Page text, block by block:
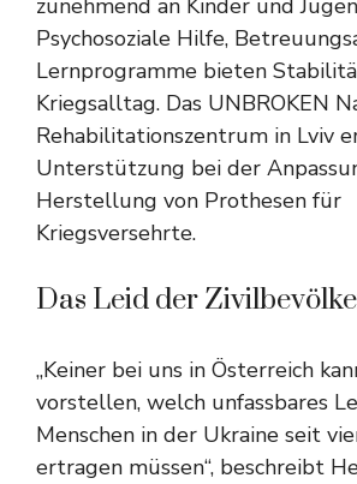
zunehmend an Kinder und
Psychosoziale Hilfe,
Lernprogramme bieten
Kriegsalltag. Das UNBROKEN
Rehabilitationszentrum in Lviv
Unterstützung bei der
Herstellung von Prothesen für
Kriegsversehrte.
Das Leid der
„Keiner bei uns in Österreich
vorstellen, welch unfassbares
Menschen in der Ukraine seit
ertragen müssen“, beschreibt